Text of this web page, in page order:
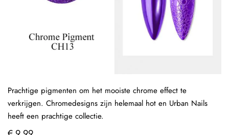
Prachtige pigmenten om het mooiste chrome effect te
verkrijgen. Chromedesigns zijn helemaal hot en Urban Nails
heeft een prachtige collectie.